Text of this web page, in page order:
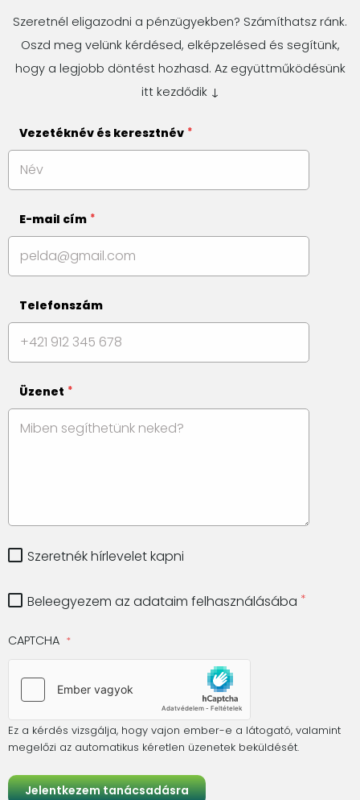
Szeretnél eligazodni a pénzügyekben? Számíthatsz ránk.
Oszd meg velünk kérdésed, elképzelésed és segítünk,
hogy a legjobb döntést hozhasd. Az együttműködésünk
itt kezdődik ↓
Vezetéknév és keresztnév
E-mail cím
Telefonszám
Üzenet
Szeretnék hírlevelet kapni
Beleegyezem az adataim felhasználásába
CAPTCHA
Ez a kérdés vizsgálja, hogy vajon ember-e a látogató, valamint
megelőzi az automatikus kéretlen üzenetek beküldését.